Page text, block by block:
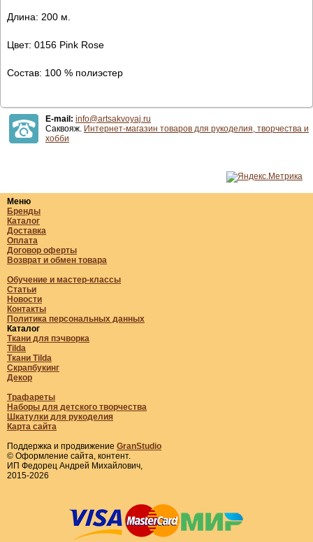
Длина: 200 м.
Цвет: 0156 Pink Rose
Состав: 100 % полиэстер
E-mail: info@artsakvoyaj.ru
Саквояж. Интернет-магазин товаров для рукоделия, творчества и
хобби
Меню
Бренды
Каталог
Доставка
Оплата
Договор оферты
Возврат и обмен товара
Обучение и мастер-классы
Статьи
Новости
Контакты
Политика персональных данных
Каталог
Ткани для пэчворка
Tilda
Ткани Tilda
Скрапбукинг
Декор
Трафареты
Наборы для детского творчества
Шкатулки для рукоделия
Карта сайта
Поддержка и продвижение GranStudio
© Оформление сайта, контент.
ИП Федорец Андрей Михайлович,
2015-2026